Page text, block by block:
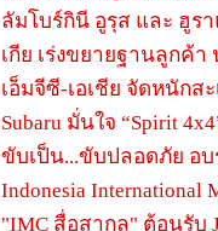
ลัมโบร์กินี อูรุส และ ฮูรา
เกีย เร่งขยายฐานลูกค้า
เอ็มจีซี-เอเชีย จัดหนักส
Subaru มั่นใจ “Spirit
ขับเป็น...ขับปลอดภัย อ
Indonesia International
"IMC สื่อสากล" ต้อนรับ